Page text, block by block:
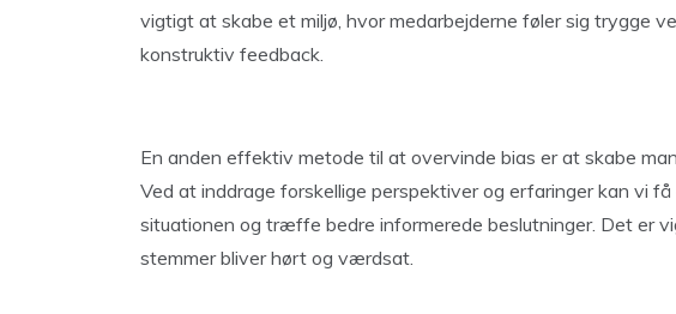
vigtigt at skabe et miljø, hvor medarbejderne føler sig trygge
konstruktiv feedback.
En anden effektiv metode til at overvinde bias er at skabe
Ved at inddrage forskellige perspektiver og erfaringer kan vi
situationen og træffe bedre informerede beslutninger. Det er
stemmer bliver hørt og værdsat.